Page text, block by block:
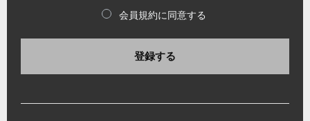
会員規約に同意する
登録する